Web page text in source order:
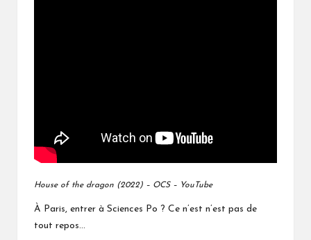
House of the dragon (2022) – OCS – YouTube
À Paris, entrer à Sciences Po ? Ce n’est n’est pas de
tout repos...